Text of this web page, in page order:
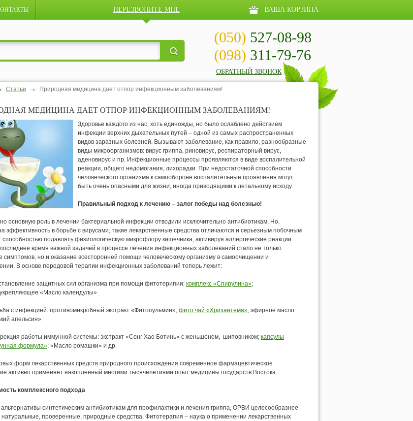
ПЕРЕЗВОНИТЕ МНЕ ВАША КОРЗИНА
(050) 527-08-98
(098) 311-79-76
ОБРАТНЫЙ ЗВОНОК
Статьи Природная медицина дает отпор инфекционным заболеваниям!
МЕДИЦИНА ДАЕТ ОТПОР ИНФЕКЦИОННЫМ ЗАБОЛЕВАНИЯМ!
Здоровье каждого из нас, хоть единожды, но было ослаблено действием
инфекции верхних дыхательных путей – одной из самых распространенных
видов заразных болезней. Вызывают заболевание, как правило, разнообразные
виды микроорганизмов: вирус гриппа, риновирус, респираторный вирус,
аденовирус и пр. Инфекционные процессы проявляются в виде воспалительной
реакции, общего недомогания, лихорадки. При недостаточной способности
человеческого организма к самообороне воспалительные проявления могут
быть очень опасными для жизни, иногда приводящими к летальному исходу.
Правильный подход к лечению – залог победы над болезнью!
основную роль в лечении бактериальной инфекции отводили исключительно антибиотикам. Но,
эффективность в борьбе с вирусами, такие лекарственные средства отличаются и серьезным побочным
способностью подавлять физиологическую микрофлору кишечника, активируя аллергические реакции.
время важной задачей в процессе лечения инфекционных заболеваний стало не только
симптомов, но и оказание всесторонней помощи человеческому организму в самоочищении и
В основе передовой терапии инфекционных заболеваний теперь лежит:
защитных сил организма при помощи фитотерипии: комплекс «Спирулина»;
«Масло календулы»
с инфекцией: противомикробный экстракт «Фитопульмин»; фито чай «Хризантема», эфирное масло
апельсин»
работы иммунной системы: экстракт «Сонг Хао Ботинь» с женьшенем, шиповником; капсулы
формула»; «Масло ромашки» и др.
форм лекарственных средств природного происхождения современное фармацевтическое
активно применяет накопленный многими тысячелетиями опыт медицины государств Востока.
комплексного подхода
альтернативы синтетическим антибиотикам для профилактики и лечения гриппа, ОРВИ целесообразнее
проверенные, природные средства. Фитотерапия – наука о применении лекарственных